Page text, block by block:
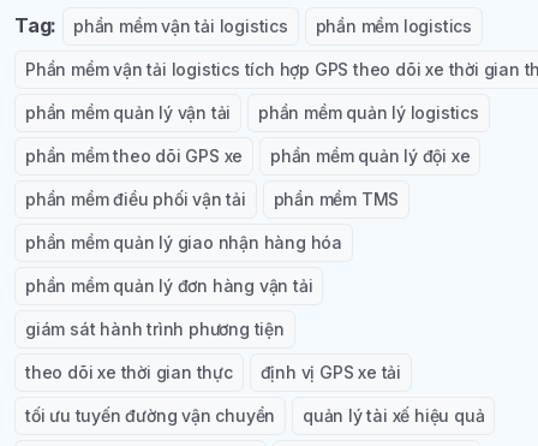
Tag: phần mềm vận tải logistics phần mềm logistics
Phần mềm vận tải logistics tích hợp GPS theo dõi xe thời gian
phần mềm quản lý vận tải phần mềm quản lý logistics
phần mềm theo dõi GPS xe phần mềm quản lý đội xe
phần mềm điều phối vận tải phần mềm TMS
phần mềm quản lý giao nhận hàng hóa
phần mềm quản lý đơn hàng vận tải
giám sát hành trình phương tiện
theo dõi xe thời gian thực định vị GPS xe tải
tối ưu tuyến đường vận chuyển quản lý tài xế hiệu quả